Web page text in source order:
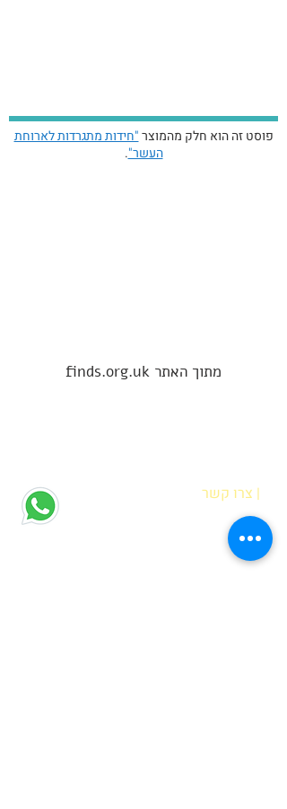
פוסט זה הוא חלק מהמוצר"חידות מתגרדות לארוחת
העשר".
מתוך האתר finds.org.uk
| צרו קשר
הדס אופיר
רח' מוטה גור 6 קריית מוצקין